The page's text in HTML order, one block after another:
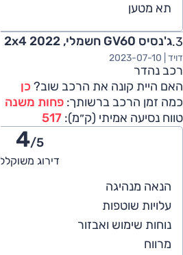
ג'נסיס GV60 חשמלי, Premium, 2x4 2022
דויד | 2023-07-10
רכב נהדר
האם היית קונה את הרכב שוב? כן
כמה זמן הרכב ברשותך: פחות משנה
טווח נסיעה אמיתי (ק״מ): 517
4/5
דירוג משוקלל
הנאה מנהיגה
עלויות שוטפות
נוחות שימוש ואבזור
מרווח
תא מטען